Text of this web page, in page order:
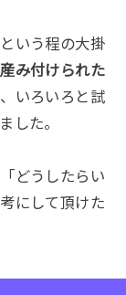
いう程の大掛
産み付けられた
いろいろと試
した。
どうしたらい
にして頂けた